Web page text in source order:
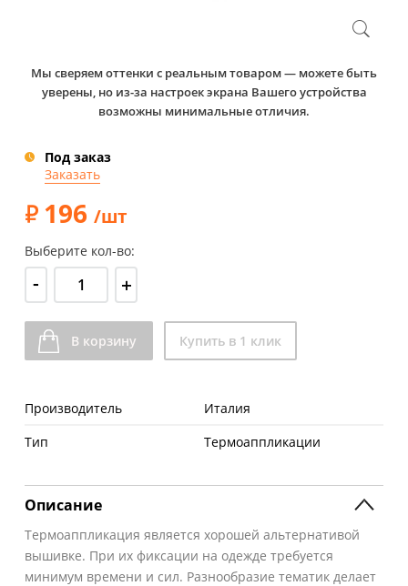
Мы сверяем оттенки с реальным товаром — можете быть
уверены, но из-за настроек экрана Вашего устройства
возможны минимальные отличия.
Под заказ
Заказать
196 /шт
Выберите кол-во:
- +
В корзину Купить в 1 клик
Производитель
Италия
Тип
Термоаппликации
Описание
Термоаппликация является хорошей альтернативой
вышивке. При их фиксации на одежде требуется
минимум времени и сил. Разнообразие тематик делает